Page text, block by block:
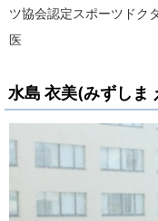
ツ協会認定スポーツドク
医
水島 衣美(みずしま